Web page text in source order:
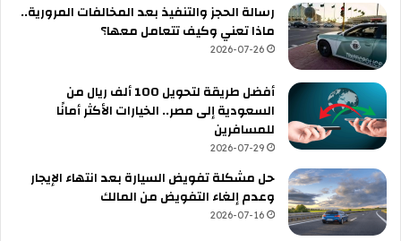
رسالة الحجز والتنفيذ بعد المخالفات المرورية..
ماذا تعني وكيف تتعامل معها؟
2026-07-26
أفضل طريقة لتحويل 100 ألف ريال من
السعودية إلى مصر.. الخيارات الأكثر أمانًا
للمسافرين
2026-07-29
حل مشكلة تفويض السيارة بعد انتهاء الإيجار
وعدم إلغاء التفويض من المالك
2026-07-16